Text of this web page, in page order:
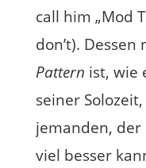
call him „Mod
don’t).
Pattern ist, wie
seiner
jemanden, der
viel besser